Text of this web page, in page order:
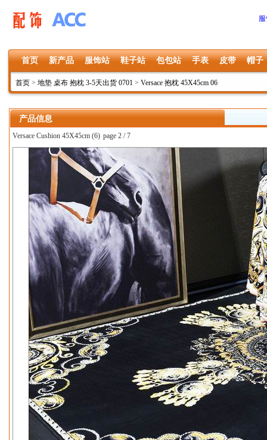
首页 新产品 服饰站 鞋子站 包包站 手表 皮带 帽子
首页 > 地垫 桌布 抱枕 3-5天出货 0701 > Versace 抱枕 45X45cm 06
产品信息
Versace Cushion 45X45cm (6) page 2 / 7